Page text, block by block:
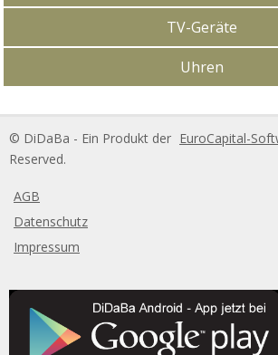
TV-Geräte
Uhren
DiDaBa Copyright
© DiDaBa - Ein Produkt der EuroCapital-
Reserved.
AGB
Datenschutz
Impressum